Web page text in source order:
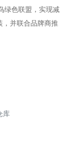
绿色联盟，实现减
，并联合品牌商推
库